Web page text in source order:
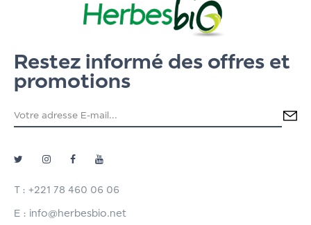
Restez informé des offres et
promotions
T : +221 78 460 06 06
E : info@herbesbio.net